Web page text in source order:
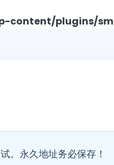
content/plugins/